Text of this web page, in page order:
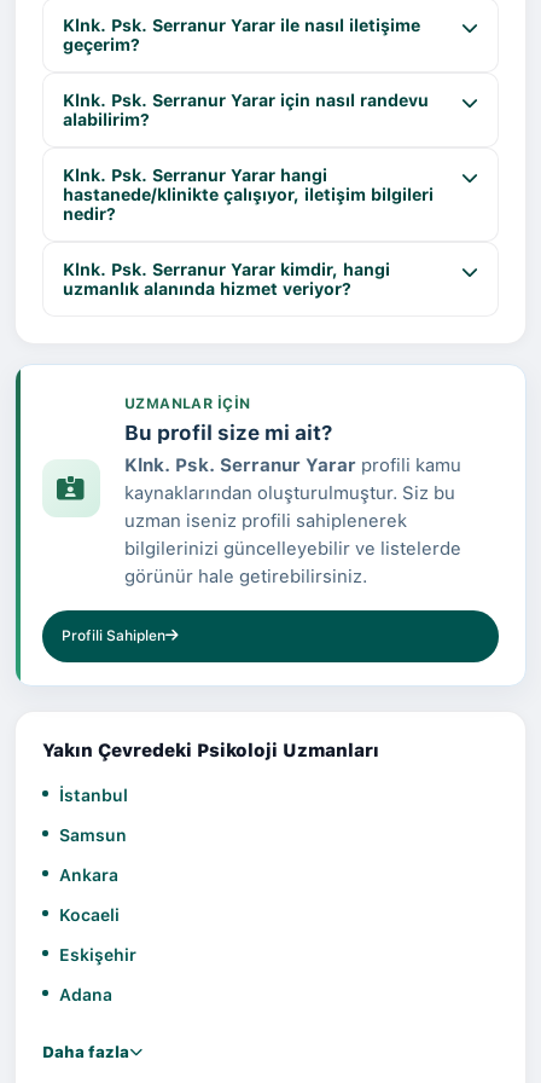
Problemleri Akran Zorbalığı Alışveriş Bağımlılığı
Çocuk Ve Ergen Psikolojisi Çocuk ve Ergen
Ağlama ve Öfke Nöbetleri Çocuk ve Ergen Psikolojisi
Sözel Bellek Süreçleri Testi WAIS İkili Benzerlikler
Alt Testi Kardeş Kıskançlığı İnatlaşma Otizm Boşanma
Travması İnternet Bağımlılığı Korku Evlenme Korkusu
Bozukluğu Performans Kaygısı Eş ve Çift Kıskançlığı
Klnk. Psk. Serranur Yarar ile nasıl iletişime
geçerim?
Klnk. Psk. Serranur Yarar için nasıl randevu
alabilirim?
Klnk. Psk. Serranur Yarar hangi
hastanede/klinikte çalışıyor, iletişim bilgileri
nedir?
Klnk. Psk. Serranur Yarar kimdir, hangi
uzmanlık alanında hizmet veriyor?
UZMANLAR IÇIN
Bu profil size mi ait?
Klnk. Psk. Serranur Yararprofili kamu
kaynaklarından oluşturulmuştur. Siz bu
uzman iseniz profili sahiplenerek
bilgilerinizi güncelleyebilir ve listelerde
görünür hale getirebilirsiniz.
Profili Sahiplen
Yakın Çevredeki Psikoloji Uzmanları
İstanbul
Samsun
Ankara
Kocaeli
Eskişehir
Adana
Daha fazla